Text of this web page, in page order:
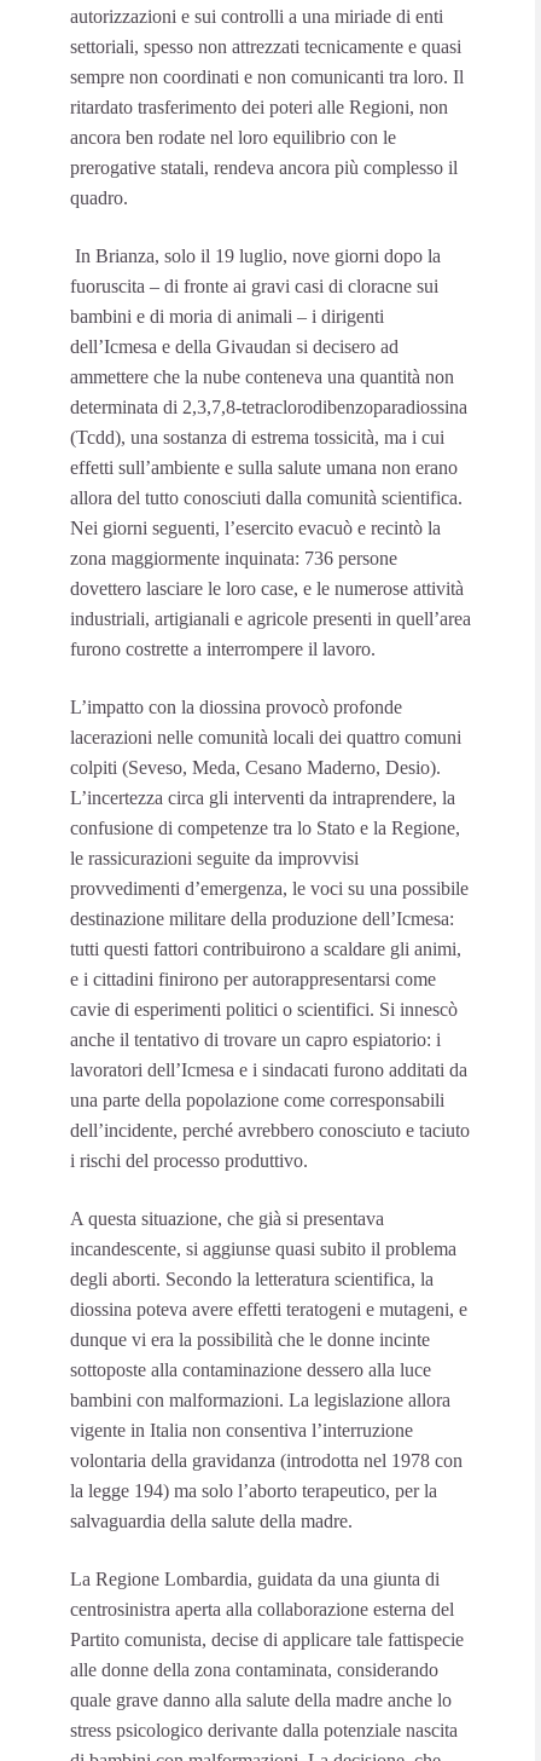
autorizzazioni e sui controlli a una miriade di enti
settoriali, spesso non attrezzati tecnicamente e quasi
sempre non coordinati e non comunicanti tra loro. Il
ritardato trasferimento dei poteri alle Regioni, non
ancora ben rodate nel loro equilibrio con le
prerogative statali, rendeva ancora più complesso il
quadro.
In Brianza, solo il 19 luglio, nove giorni dopo la
fuoruscita – di fronte ai gravi casi di cloracne sui
bambini e di moria di animali – i dirigenti
dell’Icmesa e della Givaudan si decisero ad
ammettere che la nube conteneva una quantità non
determinata di 2,3,7,8-tetraclorodibenzoparadiossina
(Tcdd), una sostanza di estrema tossicità, ma i cui
effetti sull’ambiente e sulla salute umana non erano
allora del tutto conosciuti dalla comunità scientifica.
Nei giorni seguenti, l’esercito evacuò e recintò la
zona maggiormente inquinata: 736 persone
dovettero lasciare le loro case, e le numerose attività
industriali, artigianali e agricole presenti in quell’area
furono costrette a interrompere il lavoro.
L’impatto con la diossina provocò profonde
lacerazioni nelle comunità locali dei quattro comuni
colpiti (Seveso, Meda, Cesano Maderno, Desio).
L’incertezza circa gli interventi da intraprendere, la
confusione di competenze tra lo Stato e la Regione,
le rassicurazioni seguite da improvvisi
provvedimenti d’emergenza, le voci su una possibile
destinazione militare della produzione dell’Icmesa:
tutti questi fattori contribuirono a scaldare gli animi,
e i cittadini finirono per autorappresentarsi come
cavie di esperimenti politici o scientifici. Si innescò
anche il tentativo di trovare un capro espiatorio: i
lavoratori dell’Icmesa e i sindacati furono additati da
una parte della popolazione come corresponsabili
dell’incidente, perché avrebbero conosciuto e taciuto
i rischi del processo produttivo.
A questa situazione, che già si presentava
incandescente, si aggiunse quasi subito il problema
degli aborti. Secondo la letteratura scientifica, la
diossina poteva avere effetti teratogeni e mutageni, e
dunque vi era la possibilità che le donne incinte
sottoposte alla contaminazione dessero alla luce
bambini con malformazioni. La legislazione allora
vigente in Italia non consentiva l’interruzione
volontaria della gravidanza (introdotta nel 1978 con
la legge 194) ma solo l’aborto terapeutico, per la
salvaguardia della salute della madre.
La Regione Lombardia, guidata da una giunta di
centrosinistra aperta alla collaborazione esterna del
Partito comunista, decise di applicare tale fattispecie
alle donne della zona contaminata, considerando
quale grave danno alla salute della madre anche lo
stress psicologico derivante dalla potenziale nascita